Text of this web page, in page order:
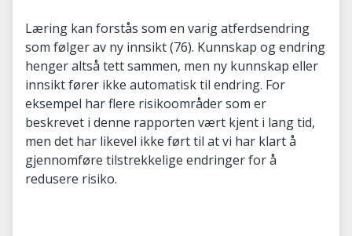
Læring kan forstås som en varig atferdsendring
som følger av ny innsikt (76). Kunnskap og endring
henger altså tett sammen, men ny kunnskap eller
innsikt fører ikke automatisk til endring. For
eksempel har flere risikoområder som er
beskrevet i denne rapporten vært kjent i lang tid,
men det har likevel ikke ført til at vi har klart å
gjennomføre tilstrekkelige endringer for å
redusere risiko.